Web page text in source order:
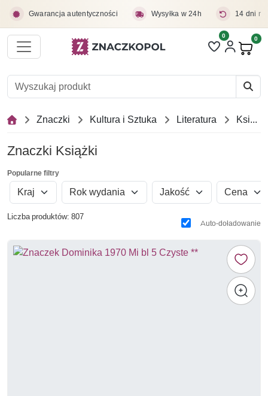
Gwarancja autentyczności Wysyłka w 24h 14 dni
Liczba pozycji
0 0
Znaczki Kultura i Sztuka Literatura Książki
Znaczki Książki
Popularne filtry
Kraj Rok wydania Jakość Cena
Liczba produktów: 807
Auto-doładowanie